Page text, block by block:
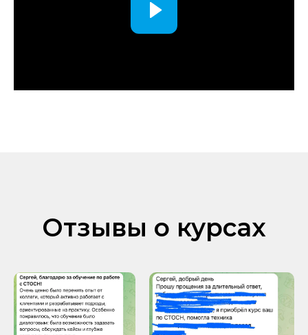
Отзывы о курсах